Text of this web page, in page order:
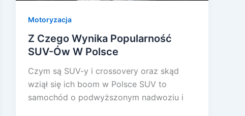
Motoryzacja
Z Czego Wynika Popularność
SUV-Ów W Polsce
Czym są SUV-y i crossovery oraz skąd
wziął się ich boom w Polsce SUV to
samochód o podwyższonym nadwoziu i